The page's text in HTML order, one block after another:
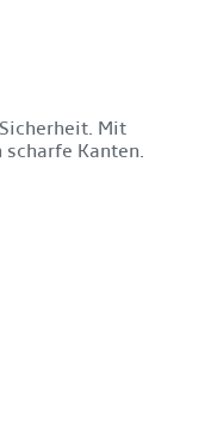
Mit
Kanten.